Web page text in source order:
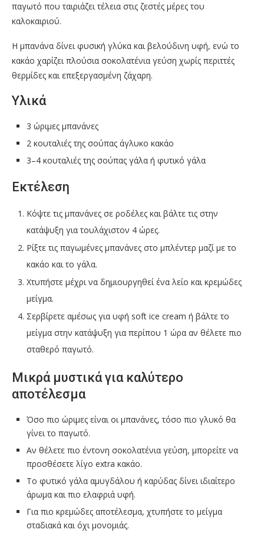
παγωτό που ταιριάζει τέλεια στις ζεστές μέρες του
καλοκαιριού.
Η μπανάνα δίνει φυσική γλύκα και βελούδινη υφή, ενώ το
κακάο χαρίζει πλούσια σοκολατένια γεύση χωρίς περιττές
θερμίδες και επεξεργασμένη ζάχαρη.
Υλικά
3 ώριμες μπανάνες
2 κουταλιές της σούπας άγλυκο κακάο
3–4 κουταλιές της σούπας γάλα ή φυτικό γάλα
Εκτέλεση
Κόψτε τις μπανάνες σε ροδέλες και βάλτε τις στην
κατάψυξη για τουλάχιστον 4 ώρες.
Ρίξτε τις παγωμένες μπανάνες στο μπλέντερ μαζί με το
κακάο και το γάλα.
Χτυπήστε μέχρι να δημιουργηθεί ένα λείο και κρεμώδες
μείγμα.
Σερβίρετε αμέσως για υφή soft ice cream ή βάλτε το
μείγμα στην κατάψυξη για περίπου 1 ώρα αν θέλετε πιο
σταθερό παγωτό.
Μικρά μυστικά για καλύτερο
αποτέλεσμα
Όσο πιο ώριμες είναι οι μπανάνες, τόσο πιο γλυκό θα
γίνει το παγωτό.
Αν θέλετε πιο έντονη σοκολατένια γεύση, μπορείτε να
προσθέσετε λίγο extra κακάο.
Το φυτικό γάλα αμυγδάλου ή καρύδας δίνει ιδιαίτερο
άρωμα και πιο ελαφριά υφή.
Για πιο κρεμώδες αποτέλεσμα, χτυπήστε το μείγμα
σταδιακά και όχι μονομιάς.